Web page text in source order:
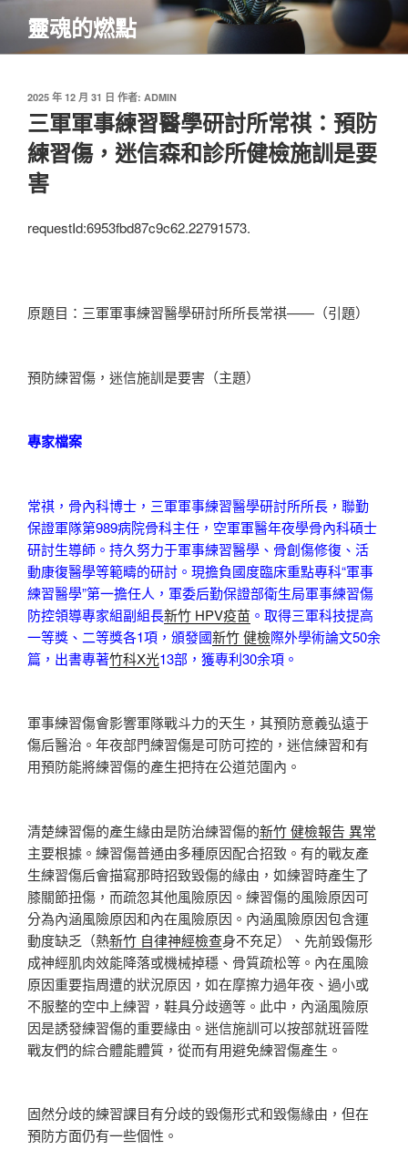
主
靈魂的燃點
發
佈
於
2025 年 12 月 31 日 作者: ADMIN
三軍軍事練習醫學研討所常祺：預防
練習傷，迷信森和診所健檢施訓是要
害
requestId:6953fbd87c9c62.22791573.
原題目：三軍軍事練習醫學研討所所長常祺——（引題）
預防練習傷，迷信施訓是要害（主題）
專家檔案
常祺，骨內科博士，三軍軍事練習醫學研討所所長，聯勤
保證軍隊第989病院骨科主任，空軍軍醫年夜學骨內科碩士
研討生導師。持久努力于軍事練習醫學、骨創傷修復、活
動康復醫學等範疇的研討。現擔負國度臨床重點專科“軍事
練習醫學”第一擔任人，軍委后勤保證部衛生局軍事練習傷
防控領導專家組副組長新竹 HPV疫苗 。取得三軍科技提高
一等獎、二等獎各1項，頒發國新竹 健檢際外學術論文50余
篇，出書專著竹科X光13部，獲專利30余項。
軍事練習傷會影響軍隊戰斗力的天生，其預防意義弘遠于
傷后醫治。年夜部門練習傷是可防可控的，迷信練習和有
用預防能將練習傷的產生把持在公道范圍內。
清楚練習傷的產生緣由是防治練習傷的新竹 健檢報告 異常
主要根據。練習傷普通由多種原因配合招致。有的戰友產
生練習傷后會描寫那時招致毀傷的緣由，如練習時產生了
膝關節扭傷，而疏忽其他風險原因。練習傷的風險原因可
分為內涵風險原因和內在風險原因。內涵風險原因包含運
動度缺乏（熱新竹 自律神經檢查身不充足）、先前毀傷形
成神經肌肉效能降落或機械掉穩、骨質疏松等。內在風險
原因重要指周遭的狀況原因，如在摩擦力過年夜、過小或
不服整的空中上練習，鞋具分歧適等。此中，內涵風險原
因是誘發練習傷的重要緣由。迷信施訓可以按部就班晉陞
戰友們的綜合體能體質，從而有用避免練習傷產生。
固然分歧的練習課目有分歧的毀傷形式和毀傷緣由，但在
預防方面仍有一些個性。